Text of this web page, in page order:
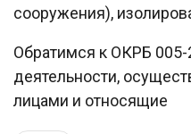
сооружения),
Обратимся к ОКРБ
деятельности,
лицами и относящие